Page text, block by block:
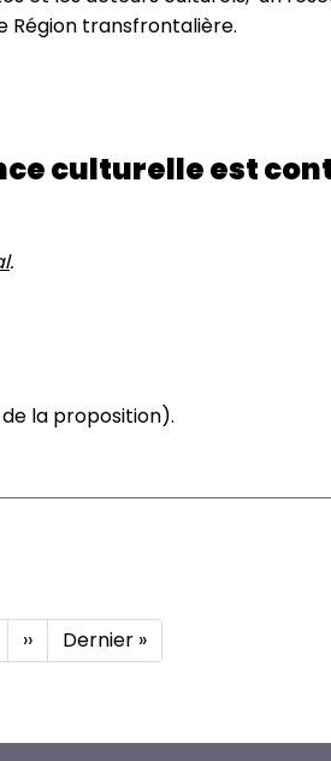
Région transfrontalière.
culturelle est
.
la proposition).
Page
suivante
››
Dernière
page
Dernier »